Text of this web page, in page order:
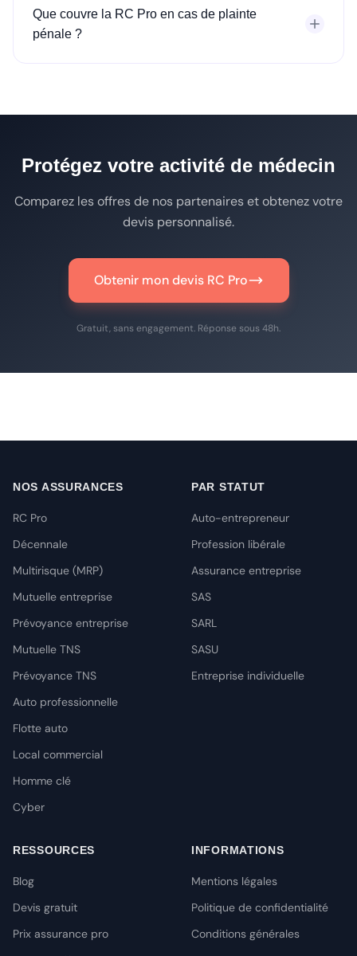
Que couvre la RC Pro en cas de plainte
pénale ?
Protégez votre activité de médecin
Comparez les offres de nos partenaires et obtenez votre
devis personnalisé.
Obtenir mon devis RC Pro
Gratuit, sans engagement. Réponse sous 48h.
NOS ASSURANCES
RC Pro
Décennale
Multirisque (MRP)
Mutuelle entreprise
Prévoyance entreprise
Mutuelle TNS
Prévoyance TNS
Auto professionnelle
Flotte auto
Local commercial
Homme clé
Cyber
PAR STATUT
Auto-entrepreneur
Profession libérale
Assurance entreprise
SAS
SARL
SASU
Entreprise individuelle
RESSOURCES
Blog
Devis gratuit
Prix assurance pro
INFORMATIONS
Mentions légales
Politique de confidentialité
Conditions générales